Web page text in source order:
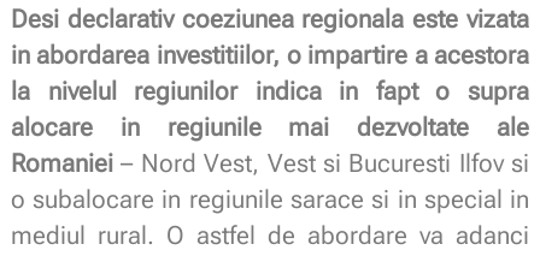
Desi declarativ coeziunea regionala este vizata
in abordarea investitiilor, o impartire a acestora
la nivelul regiunilor indica in fapt o supra
alocare in regiunile mai dezvoltate ale
Romaniei– Nord Vest, Vest si Bucuresti Ilfov si
o subalocare in regiunile sarace si in special in
mediul rural. O astfel de abordare va adanci